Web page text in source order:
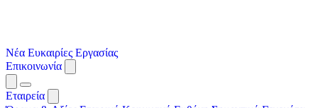
Νέα Ευκαιρίες Εργασίας
Επικοινωνία
Εταιρεία